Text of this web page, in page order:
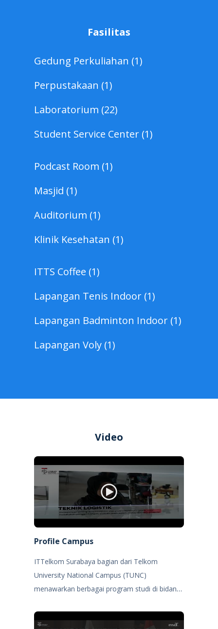
Fasilitas
Gedung Perkuliahan (1)
Perpustakaan (1)
Laboratorium (22)
Student Service Center (1)
Podcast Room (1)
Masjid (1)
Auditorium (1)
Klinik Kesehatan (1)
ITTS Coffee (1)
Lapangan Tenis Indoor (1)
Lapangan Badminton Indoor (1)
Lapangan Voly (1)
Video
Profile Campus
ITTelkom Surabaya bagian dari Telkom
University National Campus (TUNC)
menawarkan berbagai program studi di bidang